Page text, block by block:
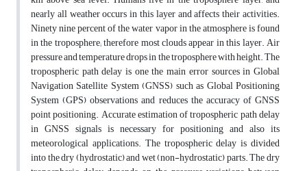
nearly all weather occurs in this layer and affects their activities.
Ninety nine percent of the water vapor in the atmosphere is found
in the troposphere; therefore most clouds appear in this layer. Air
pressure and temperature drops in the troposphere with height. The
tropospheric path delay is one the main error sources in Global
Navigation Satellite System (GNSS) such as Global Positioning
System (GPS) observations and reduces the accuracy of GNSS
point positioning. Accurate estimation of tropospheric path delay
in GNSS signals is necessary for positioning and also its
meteorological applications. The tropospheric delay is divided
into the dry (hydrostatic) and wet (non-hydrostatic) parts. The dry